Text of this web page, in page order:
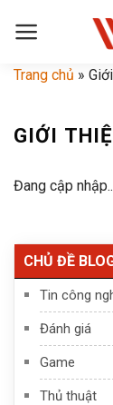
đến
dungTrang chủ »
GIỚI
Đang cập nhập..
CHỦ ĐỀ
Tin công
Đánh giá
Game
Thủ thuật